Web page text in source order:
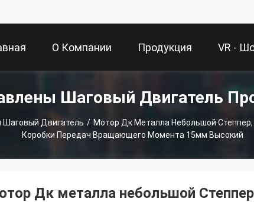
О Компании Продукция VR -
Шаговый Двигатель
Шаговый Двигатель / Мотор Дк Металла Небольшой
Коробки Передач Вращающего Момента 15мм Высокий
Дк металла небольшой